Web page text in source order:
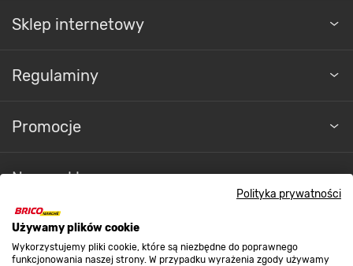
Polityka prywatności
Używamy plików cookie
Wykorzystujemy pliki cookie, które są niezbędne do poprawnego
funkcjonowania naszej strony. W przypadku wyrażenia zgody używamy
Sklep internetowy
Regulaminy
Promocje
Nasze sklepy
O nas